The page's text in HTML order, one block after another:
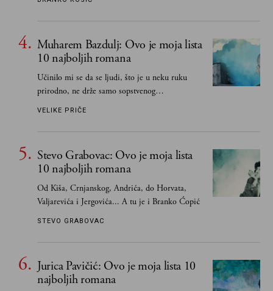
poznavale
Muharem Bazdulj: Ovo je moja lista
10 najboljih romana
Učinilo mi se da se ljudi, što je u neku ruku
prirodno, ne drže samo sopstvenog
senzibiliteta... Pokušao sam (biće, samo
VELIKE PRIČE
Stevo Grabovac: Ovo je moja lista
10 najboljih romana
Od Kiša, Crnjanskog, Andrića, do Horvata,
Valjarevića i Jergovića... A tu je i Branko Ćopić
STEVO GRABOVAC
Jurica Pavičić: Ovo je moja lista 10
najboljih romana